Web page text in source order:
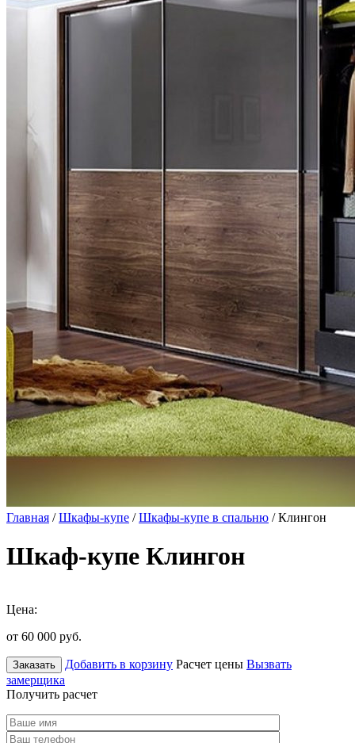
Главная /Шкафы-купе /Шкафы-купе в спальню / Клингон
Шкаф-купе Клингон
Цена:
от 60 000 руб.
Заказать Добавить в корзину Расчет цены Вызвать
замерщика
Получить расчет